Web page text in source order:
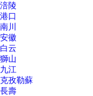
涪陵
港口
南川
安徽
白云
獅山
九江
克孜勒蘇
長壽